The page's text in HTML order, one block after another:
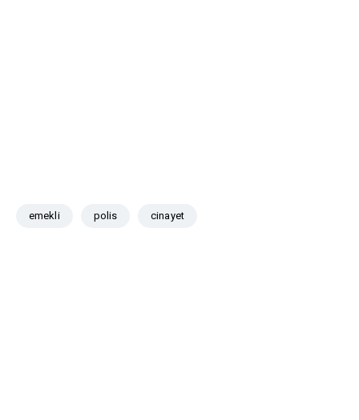
emekli polis cinayet